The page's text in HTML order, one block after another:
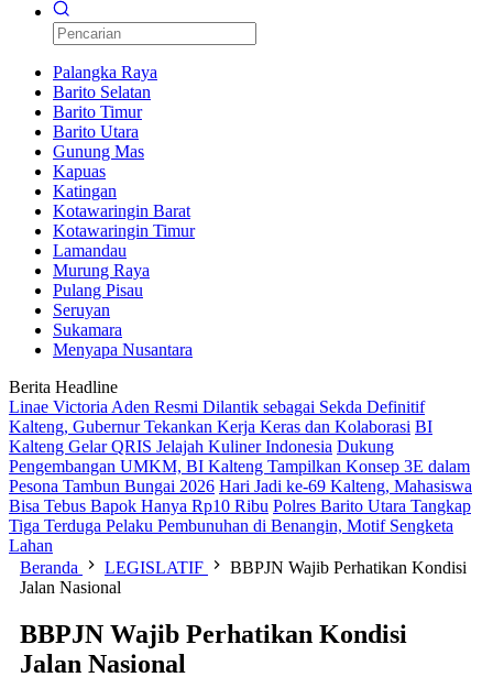
Palangka Raya
Barito Selatan
Barito Timur
Barito Utara
Gunung Mas
Kapuas
Katingan
Kotawaringin Barat
Kotawaringin Timur
Lamandau
Murung Raya
Pulang Pisau
Seruyan
Sukamara
Menyapa Nusantara
Berita Headline
Linae Victoria Aden Resmi Dilantik sebagai Sekda Definitif
Kalteng, Gubernur Tekankan Kerja Keras dan Kolaborasi BI
Kalteng Gelar QRIS Jelajah Kuliner Indonesia Dukung
Pengembangan UMKM, BI Kalteng Tampilkan Konsep 3E dalam
Pesona Tambun Bungai 2026 Hari Jadi ke-69 Kalteng, Mahasiswa
Bisa Tebus Bapok Hanya Rp10 Ribu Polres Barito Utara Tangkap
Tiga Terduga Pelaku Pembunuhan di Benangin, Motif Sengketa
Lahan
Beranda
LEGISLATIF
BBPJN Wajib Perhatikan Kondisi
Jalan Nasional
BBPJN Wajib Perhatikan Kondisi
Jalan Nasional